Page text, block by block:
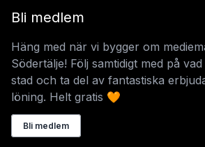
Bli medlem
Häng med när vi bygger om
Södertälje! Följ samtidigt med på
stad och ta del av fantastiska
löning. Helt gratis 🧡
Bli medlem